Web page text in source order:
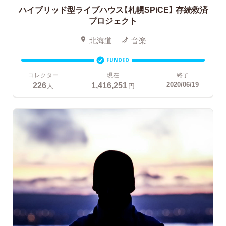
ハイブリッド型ライブハウス【札幌SPiCE】 存続救済
プロジェクト
北海道 音楽
FUNDED
コレクター
226 人
現在
1,416,251円
終了
2020/06/19